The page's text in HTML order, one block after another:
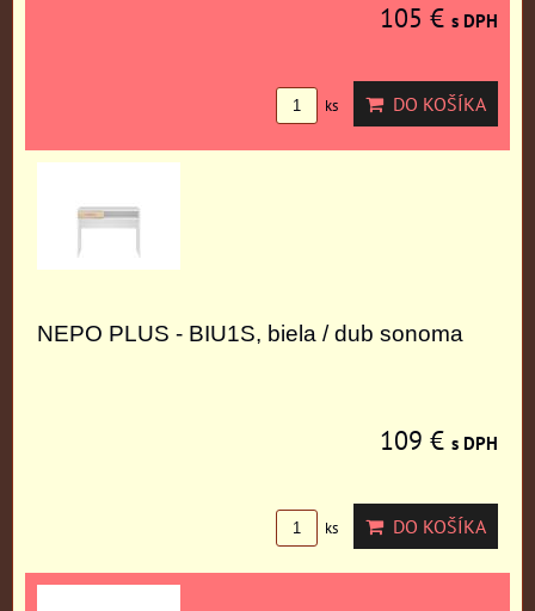
105 € s DPH
ks DO KOŠÍKA
NEPO PLUS - BIU1S, biela / dub sonoma
109 € s DPH
ks DO KOŠÍKA